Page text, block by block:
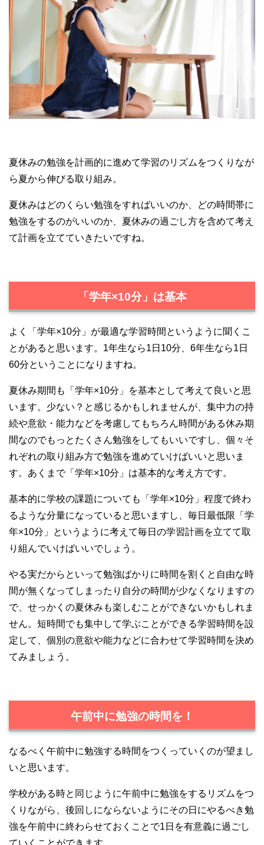
夏休みの勉強を計画的に進めて学習のリズムをつくりなが
ら夏から伸びる取り組み。
夏休みはどのくらい勉強をすればいいのか、どの時間帯に
勉強をするのがいいのか、夏休みの過ごし方を含めて考え
て計画を立てていきたいですね。
「学年×10分」は基本
よく「学年×10分」が最適な学習時間というように聞くこ
とがあると思います。1年生なら1日10分、6年生なら1日
60分ということになりますね。
夏休み期間も「学年×10分」を基本として考えて良いと思
います。少ない？と感じるかもしれませんが、集中力の持
続や意欲・能力などを考慮してもちろん時間がある休み期
間なのでもっとたくさん勉強をしてもいいですし、個々そ
れぞれの取り組み方で勉強を進めていけばいいと思いま
す。あくまで「学年×10分」は基本的な考え方です。
基本的に学校の課題についても「学年×10分」程度で終わ
るような分量になっていると思いますし、毎日最低限「学
年×10分」というように考えて毎日の学習計画を立てて取
り組んでいけばいいでしょう。
やる実だからといって勉強ばかりに時間を割くと自由な時
間が無くなってしまったり自分の時間が少なくなりますの
で、せっかくの夏休みも楽しむことができないかもしれま
せん。短時間でも集中して学ぶことができる学習時間を設
定して、個別の意欲や能力などに合わせて学習時間を決め
てみましょう。
午前中に勉強の時間を！
なるべく午前中に勉強する時間をつくっていくのが望まし
いと思います。
学校がある時と同じように午前中に勉強をするリズムをつ
くりながら、後回しにならないようにその日にやるべき勉
強を午前中に終わらせておくことで1日を有意義に過ごし
ていくことができます。